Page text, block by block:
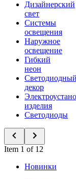
Дизайнерский
свет
Системы
освещения
Наружное
освещение
Гибкий
неон
Светодиодный
декор
изделия
Светодиоды
Item 1 of 12
Новинки